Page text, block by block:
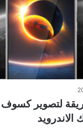
الاندرويد